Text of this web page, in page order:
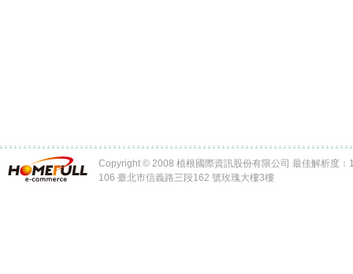
Copyright © 2008 植根國際資訊股份有限公司 最佳解析度：
106 臺北市信義路三段162 號玫瑰大樓3樓